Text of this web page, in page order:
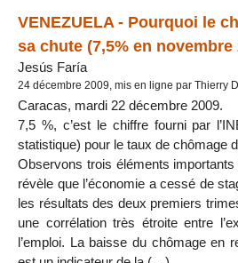
VENEZUELA - Pourquoi le
sa chute (7,5% en novembre
Jesús Faría
24 décembre 2009, mis en ligne par Thierry
Caracas, mardi 22 décembre 2009.
7,5 %, c’est le chiffre fourni par
statistique) pour le taux de chômage
Observons trois éléments
révèle que l’économie a cessé de
les résultats des deux premiers
une corrélation très étroite entre
l’emploi. La baisse du chômage en